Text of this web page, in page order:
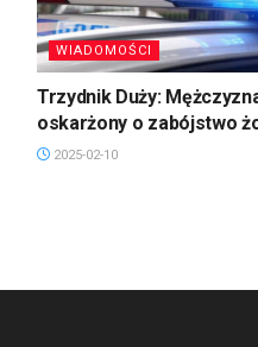
WIADOMOŚCI
Trzydnik Duży:
oskarżony o zabójstwo
2025-02-10